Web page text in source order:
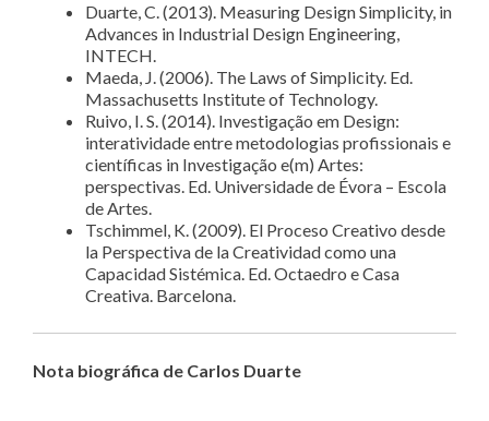
Duarte, C. (2013). Measuring Design Simplicity, in
Advances in Industrial Design Engineering,
INTECH.
Maeda, J. (2006). The Laws of Simplicity. Ed.
Massachusetts Institute of Technology.
Ruivo, I. S. (2014). Investigação em Design:
interatividade entre metodologias profissionais e
científicas in Investigação e(m) Artes:
perspectivas. Ed. Universidade de Évora – Escola
de Artes.
Tschimmel, K. (2009). El Proceso Creativo desde
la Perspectiva de la Creatividad como una
Capacidad Sistémica. Ed. Octaedro e Casa
Creativa. Barcelona.
Nota biográfica de Carlos Duarte